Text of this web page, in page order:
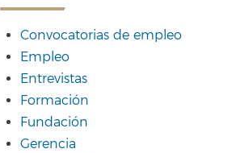
Convocatorias de empleo
Empleo
Entrevistas
Formación
Fundación
Gerencia